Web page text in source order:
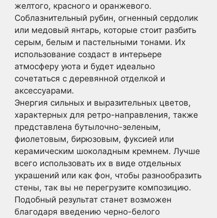
желтого, красного и оранжевого.
Соблазнительный рубин, огненный сердолик
или медовый янтарь, которые стоит разбить
серым, белым и пастельными тонами. Их
использование создаст в интерьере
атмосферу уюта и будет идеально
сочетаться с деревянной отделкой и
аксессуарами.
Энергия сильных и выразительных цветов,
характерных для ретро-направления, также
представлена бутылочно-зеленым,
фиолетовым, бирюзовым, фуксией или
керамическим шоколадным кремнем. Лучше
всего использовать их в виде отдельных
украшений или как фон, чтобы разнообразить
стены, так вы не перегрузите композицию.
Подобный результат станет возможен
благодаря введению черно-белого